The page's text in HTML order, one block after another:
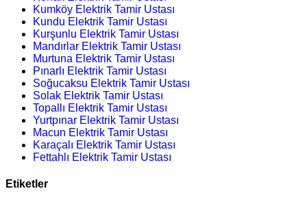
Kumköy Elektrik Tamir Ustası
Kundu Elektrik Tamir Ustası
Kurşunlu Elektrik Tamir Ustası
Mandırlar Elektrik Tamir Ustası
Murtuna Elektrik Tamir Ustası
Pınarlı Elektrik Tamir Ustası
Soğucaksu Elektrik Tamir Ustası
Solak Elektrik Tamir Ustası
Topallı Elektrik Tamir Ustası
Yurtpınar Elektrik Tamir Ustası
Macun Elektrik Tamir Ustası
Karaçalı Elektrik Tamir Ustası
Fettahlı Elektrik Tamir Ustası
Etiketler